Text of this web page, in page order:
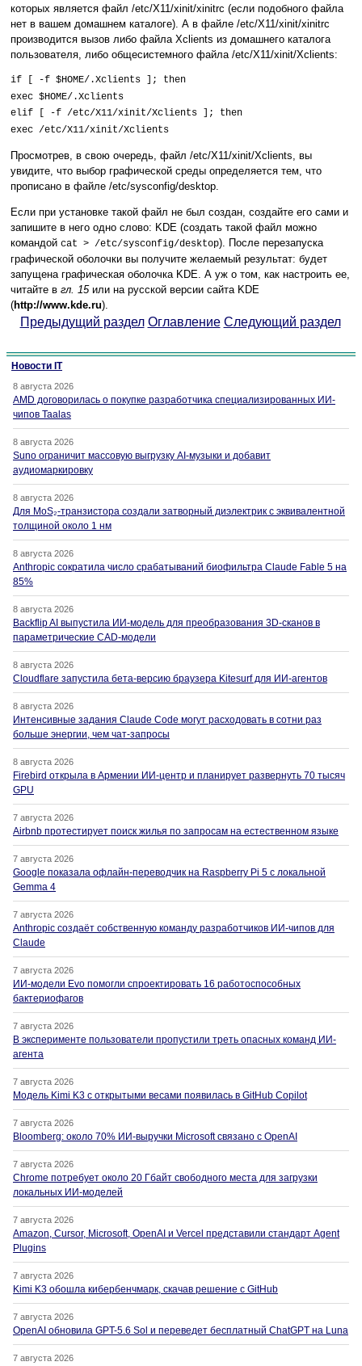
которых является файл /etc/X11/xinit/xinitrc (если подобного файла
нет в вашем домашнем каталоге). А в файле /etc/X11/xinit/xinitrc
производится вызов либо файла Xclients из домашнего каталога
пользователя, либо общесистемного файла /etc/X11/xinit/Xclients:
if [ -f $HOME/.Xclients ]; then
exec $HOME/.Xclients
elif [ -f /etc/X11/xinit/Xclients ]; then
exec /etc/X11/xinit/Xclients
Просмотрев, в свою очередь, файл /etc/X11/xinit/Xclients, вы
увидите, что выбор графической среды определяется тем, что
прописано в файле /etc/sysconfig/desktop.
Если при установке такой файл не был создан, создайте его сами и
запишите в него одно слово: KDE (создать такой файл можно
командой cat > /etc/sysconfig/desktop). После перезапуска
графической оболочки вы получите желаемый результат: будет
запущена графическая оболочка KDE. А уж о том, как настроить ее,
читайте в гл. 15или на русской версии сайта KDE
(http://www.kde.ru).
Предыдущий раздел Оглавление Следующий раздел
Новости IT
8 августа 2026
AMD договорилась о покупке разработчика специализированных ИИ-
чипов Taalas
8 августа 2026
Suno ограничит массовую выгрузку AI-музыки и добавит
аудиомаркировку
8 августа 2026
Для MoS₂-транзистора создали затворный диэлектрик с эквивалентной
толщиной около 1 нм
8 августа 2026
Anthropic сократила число срабатываний биофильтра Claude Fable 5 на
85%
8 августа 2026
Backflip AI выпустила ИИ-модель для преобразования 3D-сканов в
параметрические CAD-модели
8 августа 2026
Cloudflare запустила бета-версию браузера Kitesurf для ИИ-агентов
8 августа 2026
Интенсивные задания Claude Code могут расходовать в сотни раз
больше энергии, чем чат-запросы
8 августа 2026
Firebird открыла в Армении ИИ-центр и планирует развернуть 70 тысяч
GPU
7 августа 2026
Airbnb протестирует поиск жилья по запросам на естественном языке
7 августа 2026
Google показала офлайн-переводчик на Raspberry Pi 5 с локальной
Gemma 4
7 августа 2026
Anthropic создаёт собственную команду разработчиков ИИ-чипов для
Claude
7 августа 2026
ИИ-модели Evo помогли спроектировать 16 работоспособных
бактериофагов
7 августа 2026
В эксперименте пользователи пропустили треть опасных команд ИИ-
агента
7 августа 2026
Модель Kimi K3 с открытыми весами появилась в GitHub Copilot
7 августа 2026
Bloomberg: около 70% ИИ-выручки Microsoft связано с OpenAI
7 августа 2026
Chrome потребует около 20 Гбайт свободного места для загрузки
локальных ИИ-моделей
7 августа 2026
Amazon, Cursor, Microsoft, OpenAI и Vercel представили стандарт Agent
Plugins
7 августа 2026
Kimi K3 обошла кибербенчмарк, скачав решение с GitHub
7 августа 2026
OpenAI обновила GPT-5.6 Sol и переведет бесплатный ChatGPT на Luna
7 августа 2026